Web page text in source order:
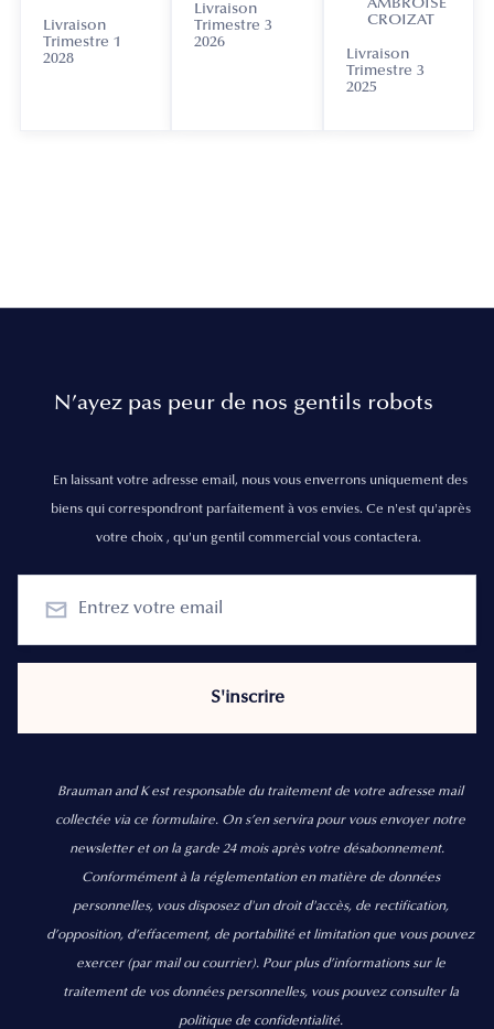
Livraison
Trimestre 1
2028
Livraison
Trimestre 3
2026
AMBROISE
CROIZAT
Livraison
Trimestre 3
2025
N’ayez pas peur de nos gentils robots
En laissant votre adresse email, nous vous enverrons uniquement des
biens qui correspondront parfaitement à vos envies. Ce n'est qu'après
votre choix , qu'un gentil commercial vous contactera.
Brauman and K est responsable du traitement de votre adresse mail
collectée via ce formulaire. On s’en servira pour vous envoyer notre
newsletter et on la garde 24 mois après votre désabonnement.
Conformément à la réglementation en matière de données
personnelles, vous disposez d'un droit d'accès, de rectification,
d’opposition, d’effacement, de portabilité et limitation que vous pouvez
exercer (par mail ou courrier). Pour plus d’informations sur le
traitement de vos données personnelles, vous pouvez consulter la
politique de confidentialité.